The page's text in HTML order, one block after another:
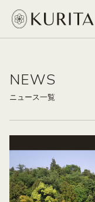
NEWS
ニュース一覧